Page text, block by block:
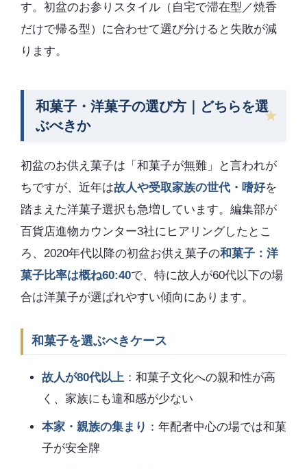
す。初盆のお参りスタイル（自宅で滞在型／焼香
だけで帰る型）に合わせて選び分けると失敗が減
ります。
和菓子・洋菓子の選び方｜どちらを選
ぶべきか
初盆のお供え菓子は「和菓子が無難」と言われが
ちですが、近年は故人や受取家族の世代・嗜好を
踏まえた洋菓子選択も急増しています。編集部が
百貨店進物カウンター3社にヒアリングしたとこ
ろ、2020年代以降の初盆お供え菓子の和菓子：洋
菓子比率は概ね60:40で、特に故人が60代以下の場
合は洋菓子が選ばれやすい傾向にあります。
和菓子を選ぶべきケース
故人が80代以上：和菓子文化への親和性が高
く、家族にも違和感が少ない
本家・親族の集まり ：年配者中心の場では和菓
子が安全牌